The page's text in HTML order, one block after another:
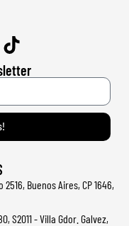
Buenos Aires, CP 1646,
S2011 - Villa Gdor. Galvez,